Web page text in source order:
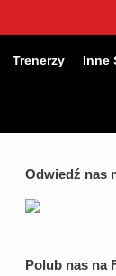
Trenerzy Inne
Odwiedź nas
Polub nas na